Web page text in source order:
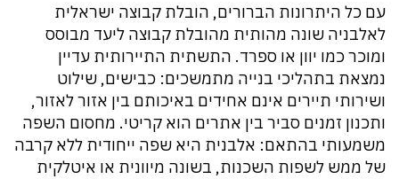
עם כל היתרונות הברורים, הובלת קבוצה ישראלית
לאלבניה שונה מהותית מהובלת קבוצה ליעד מבוסס
ומוכר כמו יוון או ספרד. התשתית התיירותית עדיין
נמצאת בתהליכי בנייה מתמשכים: כבישים, שילוט
ושירותי תיירים אינם אחידים באיכותם בין אזור לאזור,
ותכנון זמנים סביר בין אתרים הוא קריטי. מחסום השפה
משמעותי בהתאם: אלבנית היא שפה ייחודית ללא קרבה
של ממש לשפות השכנות, בשונה מיוונית או איטלקית